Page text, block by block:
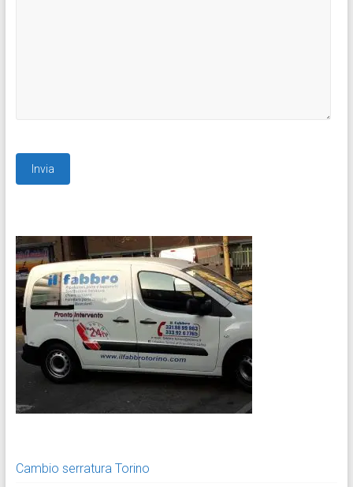
Cambio serratura Torino